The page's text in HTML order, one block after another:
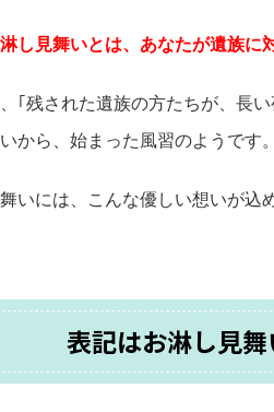
し見舞いとは、あなたが遺族に
｢残された遺族の方たちが、長
から、始まった風習のようです。
いには、こんな優しい想いが込
表記はお淋し見